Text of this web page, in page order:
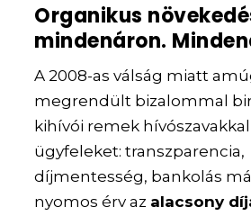
Organikus
mindenáron.
A 2008-as válság miatt
megrendült bizalommal
kihívói remek hívószavakkal
ügyfeleket:transzparencia,
díjmentesség, bankolás
nyomos érv az alacsony